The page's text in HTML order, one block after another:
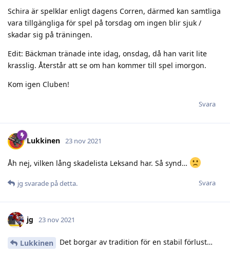
Schira är spelklar enligt dagens Corren, därmed kan samtliga
vara tillgängliga för spel på torsdag om ingen blir sjuk /
skadar sig på träningen.
Edit: Bäckman tränade inte idag, onsdag, då han varit lite
krasslig. Återstår att se om han kommer till spel imorgon.
Kom igen Cluben!
Svara
Lukkinen 23 nov 2021
Åh nej, vilken lång skadelista Leksand har. Så synd…
Svara
jg svarade på detta.
jg 23 nov 2021
Lukkinen Det borgar av tradition för en stabil förlust…